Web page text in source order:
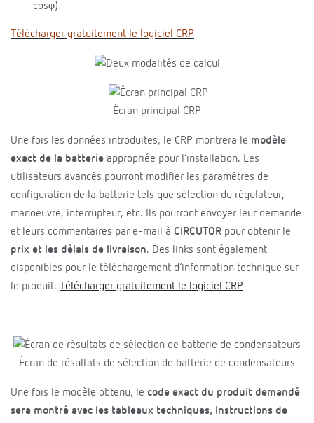
cosφ)
Télécharger gratuitement le logiciel CRP
Écran principal CRP
Une fois les données introduites, le CRP montrera le modèle
exact de la batterie appropriée pour l’installation. Les
utilisateurs avancés pourront modifier les paramètres de
configuration de la batterie tels que sélection du régulateur,
manoeuvre, interrupteur, etc. Ils pourront envoyer leur demande
et leurs commentaires par e-mail à CIRCUTOR pour obtenir le
prix et les délais de livraison. Des links sont également
disponibles pour le téléchargement d’information technique sur
le produit. Télécharger gratuitement le logiciel CRP
Écran de résultats de sélection de batterie de condensateurs
Une fois le modèle obtenu, le code exact du produit demandé
sera montré avec les tableaux techniques, instructions de